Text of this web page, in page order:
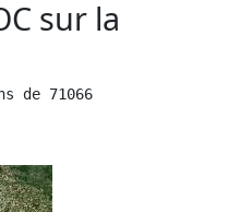
sur la
de 71066